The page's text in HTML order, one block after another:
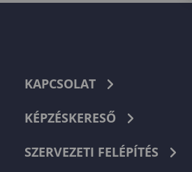
KAPCSOLAT
KÉPZÉSKERESŐ
SZERVEZETI FELÉPÍTÉS